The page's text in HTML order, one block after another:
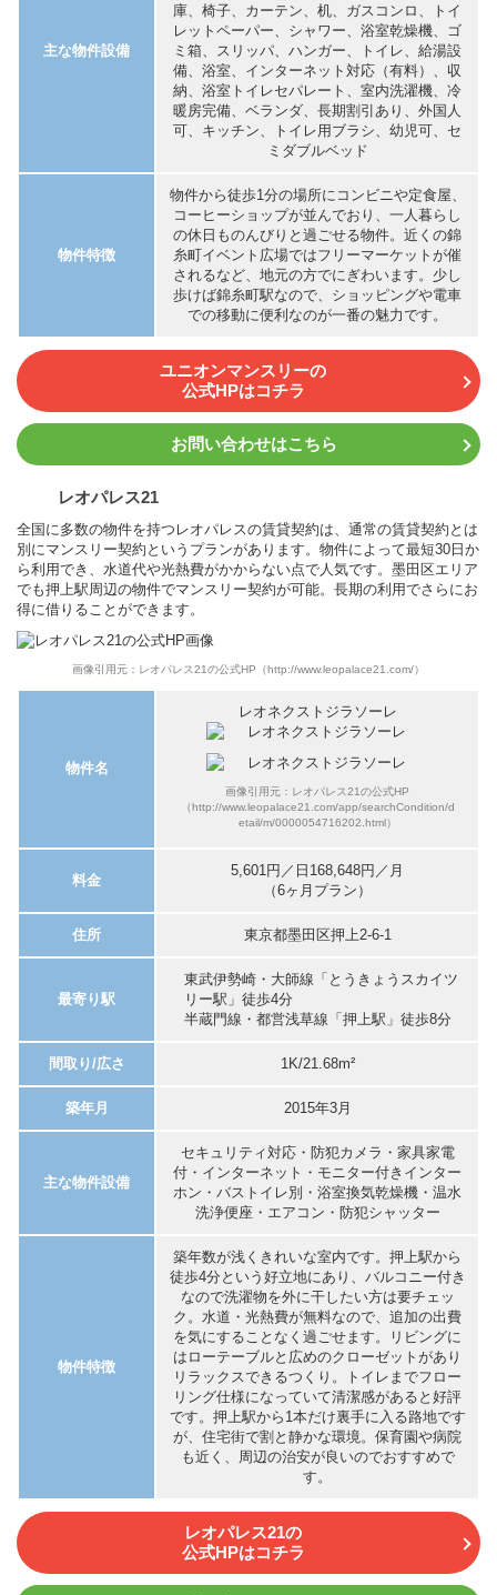
主な物件設備
庫、椅子、カーテン、机、ガスコンロ、トイ
レットペーパー、シャワー、浴室乾燥機、ゴ
ミ箱、スリッパ、ハンガー、トイレ、給湯設
備、浴室、インターネット対応（有料）、収
納、浴室トイレセパレート、室内洗濯機、冷
暖房完備、ベランダ、長期割引あり、外国人
可、キッチン、トイレ用ブラシ、幼児可、セ
ミダブルベッド
物件特徴
物件から徒歩1分の場所にコンビニや定食屋、
コーヒーショップが並んでおり、一人暮らし
の休日ものんびりと過ごせる物件。近くの錦
糸町イベント広場ではフリーマーケットが催
されるなど、地元の方でにぎわいます。少し
歩けば錦糸町駅なので、ショッピングや電車
での移動に便利なのが一番の魅力です。
ユニオンマンスリーの
公式HPはコチラ
お問い合わせはこちら
レオパレス21
全国に多数の物件を持つレオパレスの賃貸契約は、通常の賃貸契約とは
別にマンスリー契約というプランがあります。物件によって最短30日か
ら利用でき、水道代や光熱費がかからない点で人気です。墨田区エリア
でも押上駅周辺の物件でマンスリー契約が可能。長期の利用でさらにお
得に借りることができます。
画像引用元：レオパレス21の公式HP（http://www.leopalace21.com/）
物件名
レオネクストジラソーレ
画像引用元：レオパレス21の公式HP
（http://www.leopalace21.com/app/searchCondition/d
etail/m/0000054716202.html）
料金
5,601円／日168,648円／月
（6ヶ月プラン）
住所 東京都墨田区押上2-6-1
最寄り駅
東武伊勢崎・大師線「とうきょうスカイツ
リー駅」徒歩4分
半蔵門線・都営浅草線「押上駅」徒歩8分
間取り/広さ 1K/21.68m²
築年月 2015年3月
主な物件設備
セキュリティ対応・防犯カメラ・家具家電
付・インターネット・モニター付きインター
ホン・バストイレ別・浴室換気乾燥機・温水
洗浄便座・エアコン・防犯シャッター
物件特徴
築年数が浅くきれいな室内です。押上駅から
徒歩4分という好立地にあり、バルコニー付き
なので洗濯物を外に干したい方は要チェッ
ク。水道・光熱費が無料なので、追加の出費
を気にすることなく過ごせます。リビングに
はローテーブルと広めのクローゼットがあり
リラックスできるつくり。トイレまでフロー
リング仕様になっていて清潔感があると好評
です。押上駅から1本だけ裏手に入る路地です
が、住宅街で割と静かな環境。保育園や病院
も近く、周辺の治安が良いのでおすすめで
す。
レオパレス21の
公式HPはコチラ